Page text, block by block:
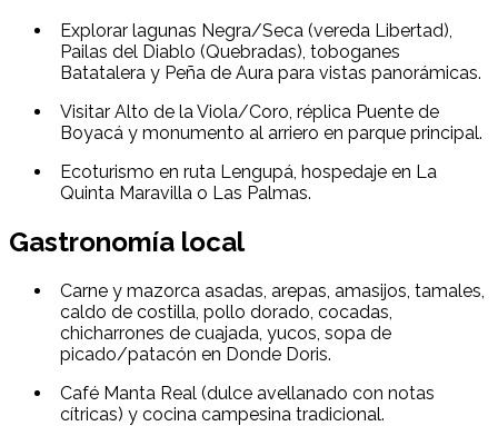
Explorar lagunas Negra/Seca (vereda Libertad),
Pailas del Diablo (Quebradas), toboganes
Batatalera y Peña de Aura para vistas panorámicas.
Visitar Alto de la Viola/Coro, réplica Puente de
Boyacá y monumento al arriero en parque principal.
Ecoturismo en ruta Lengupá, hospedaje en La
Quinta Maravilla o Las Palmas.
Gastronomía local
Carne y mazorca asadas, arepas, amasijos, tamales,
caldo de costilla, pollo dorado, cocadas,
chicharrones de cuajada, yucos, sopa de
picado/patacón en Donde Doris.
Café Manta Real (dulce avellanado con notas
cítricas) y cocina campesina tradicional.